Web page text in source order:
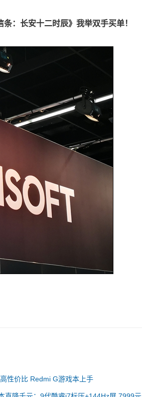
条：长安十二时辰》我举双手买单！
性价比 Redmi G游戏本上手